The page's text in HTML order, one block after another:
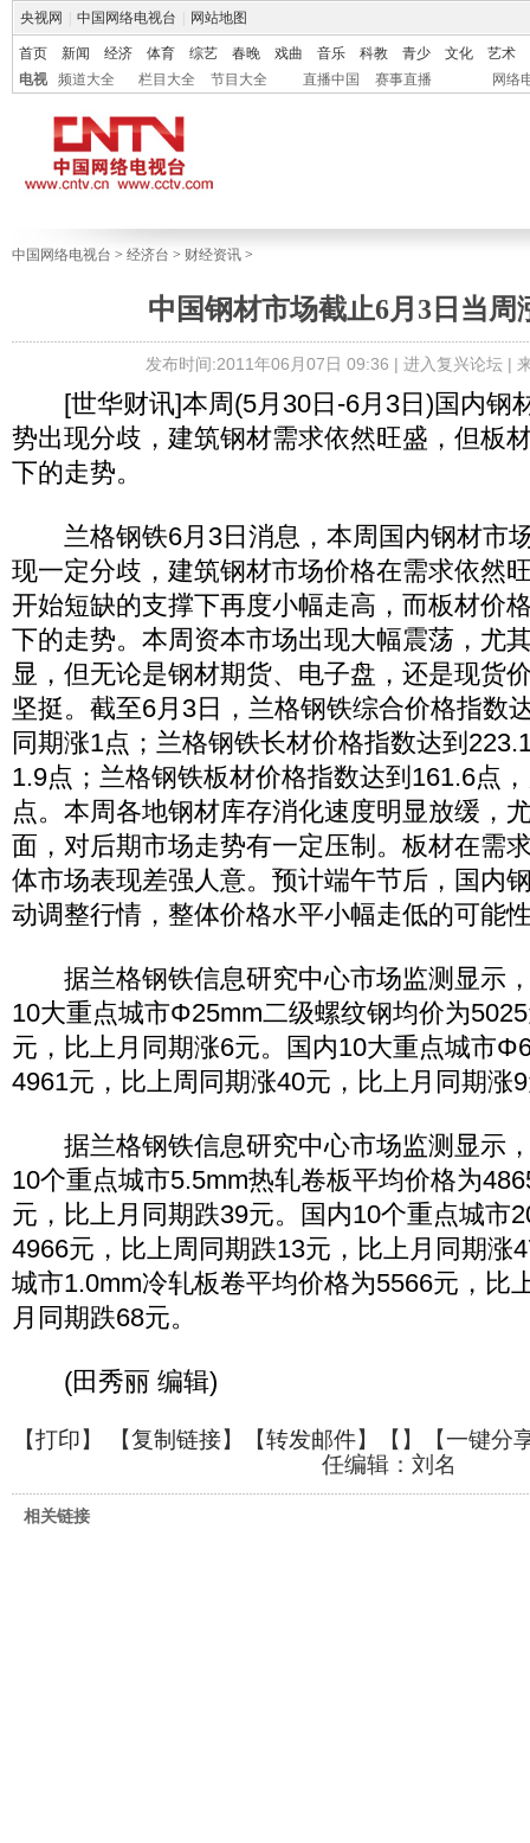
央视网 中国网络电视台 网站地图
首页 新闻 经济 体育 综艺 春晚 戏曲 音乐 科教 青少 文化
艺术
电视
频道大全 栏目大全 节目大全 直播中国 赛事直播 网络
中国网络电视台 > 经济台 > 财经资讯 >
中国钢材市场截止6月3日当周
发布时间:2011年06月07日 09:36 | 进入复兴论坛|
[世华财讯]本周(5月30日-6月3日)国内钢
势出现分歧，建筑钢材需求依然旺盛，但板
下的走势。
兰格钢铁6月3日消息，本周国内钢材市
现一定分歧，建筑钢材市场价格在需求依然
开始短缺的支撑下再度小幅走高，而板材价
下的走势。本周资本市场出现大幅震荡，尤
显，但无论是钢材期货、电子盘，还是现货
坚挺。截至6月3日，兰格钢铁综合价格指数
同期涨1点；兰格钢铁长材价格指数达到
1.9点；兰格钢铁板材价格指数达到161.6点
点。本周各地钢材库存消化速度明显放缓，
面，对后期市场走势有一定压制。板材在需
体市场表现差强人意。预计端午节后，国内
动调整行情，整体价格水平小幅走低的可能
据兰格钢铁信息研究中心市场监测显示
10大重点城市Φ25mm二级螺纹钢均价为
元，比上月同期涨6元。国内10大重点城市
4961元，比上周同期涨40元，比上月同期涨
据兰格钢铁信息研究中心市场监测显示
10个重点城市5.5mm热轧卷板平均价格为
元，比上月同期跌39元。国内10个重点城市
4966元，比上周同期跌13元，比上月同期涨
城市1.0mm冷轧板卷平均价格为5566元，比
月同期跌68元。
(田秀丽 编辑)
【打印】 【复制链接】【转发邮件】【 】
【一键分
任编辑：刘名
相关链接